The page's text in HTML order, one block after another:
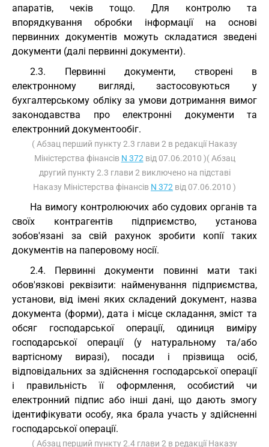
апаратів, чеків тощо. Для контролю та
впорядкування обробки інформації на основі
первинних документів можуть складатися зведені
документи (далі первинні документи).
2.3. Первинні документи, створені в
електронному вигляді, застосовуються у
бухгалтерському обліку за умови дотримання вимог
законодавства про електронні документи та
електронний документообіг.
( Абзац перший пункту 2.3 глави 2 в редакції Наказу
Міністерства фінансів N 372 від 07.06.2010 )( Абзац
другий пункту 2.3 глави 2 виключено на підставі
Наказу Міністерства фінансів N 372 від 07.06.2010 )
На вимогу контролюючих або судових органів та
своїх контрагентів підприємство, установа
зобов'язані за свій рахунок зробити копії таких
документів на паперовому носії.
2.4. Первинні документи повинні мати такі
обов'язкові реквізити: найменування підприємства,
установи, від імені яких складений документ, назва
документа (форми), дата і місце складання, зміст та
обсяг господарської операції, одиниця виміру
господарської операції (у натуральному та/або
вартісному виразі), посади і прізвища осіб,
відповідальних за здійснення господарської операції
і правильність її оформлення, особистий чи
електронний підпис або інші дані, що дають змогу
ідентифікувати особу, яка брала участь у здійсненні
господарської операції.
( Абзац перший пункту 2.4 глави 2 в редакції Наказу